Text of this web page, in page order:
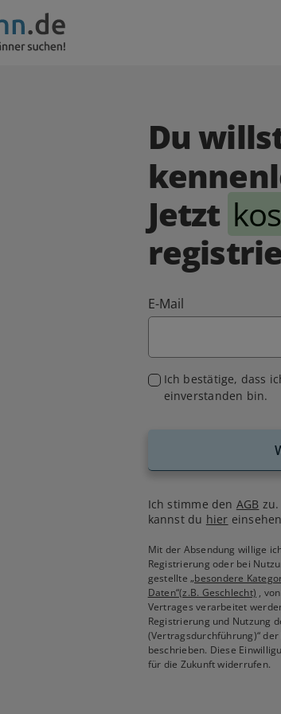
Du
Jetzt
E-Mail
Ich bestätige, dass
einverstanden bin.
Ich stimme den AGB
kannst du hier
Mit der Absendung willige
Registrierung oder bei
gestellte„besondere
Daten“(z.B. Geschlecht) ,
Vertrages verarbeitet
Registrierung und Nutzung
(Vertragsdurchführung)“ der
beschrieben. Diese
für die Zukunft widerrufen.